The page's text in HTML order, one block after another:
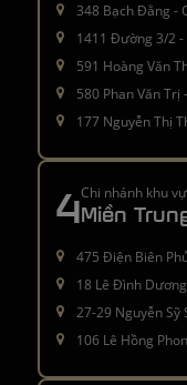
348 Bạch Đằng -
1411 Đường 3/2 -
591 Hoàng Văn
580 Phan Văn Trị
177 Nguyễn Thị
4Chi nhánh khu
Miền
475 Điện Biên
18 Lê Đình
27-29 Nguyễn Sỹ
106 Lê Hồng